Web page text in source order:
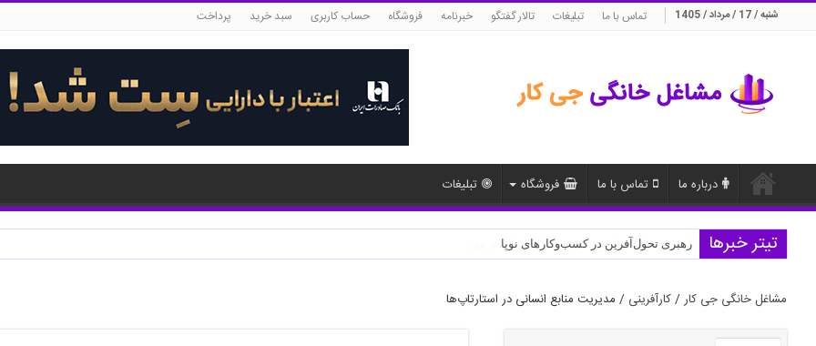
شنبه / 17 / مرداد / 1405 تماس با ما تبلیغات تالار گفتگو خبرنامه فروشگاه حساب کاربری سبد خرید پرداخت
درباره ما تماس با ما فروشگاه تبلیغات
تیتر خبرها رهبری تحول‌آفرین در کسب‌وکارهای نوپا
مشاغل خانگی جی کار/کارآفرینی / مدیریت منابع انسانی در استارتاپ‌ها